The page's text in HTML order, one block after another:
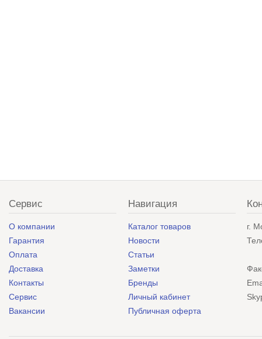
Сервис
О компании
Гарантия
Оплата
Доставка
Контакты
Сервис
Вакансии
Навигация
Каталог товаров
Новости
Статьи
Заметки
Бренды
Личный кабинет
Публичная оферта
г.